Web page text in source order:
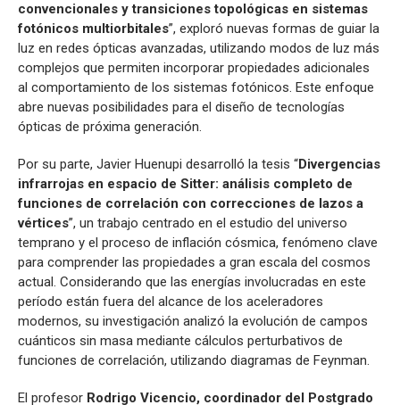
convencionales y transiciones topológicas en sistemas
fotónicos multiorbitales”, exploró nuevas formas de guiar la
luz en redes ópticas avanzadas, utilizando modos de luz más
complejos que permiten incorporar propiedades adicionales
al comportamiento de los sistemas fotónicos. Este enfoque
abre nuevas posibilidades para el diseño de tecnologías
ópticas de próxima generación.
Por su parte, Javier Huenupi desarrolló la tesis “Divergencias
infrarrojas en espacio de Sitter: análisis completo de
funciones de correlación con correcciones de lazos a
vértices”, un trabajo centrado en el estudio del universo
temprano y el proceso de inflación cósmica, fenómeno clave
para comprender las propiedades a gran escala del cosmos
actual. Considerando que las energías involucradas en este
período están fuera del alcance de los aceleradores
modernos, su investigación analizó la evolución de campos
cuánticos sin masa mediante cálculos perturbativos de
funciones de correlación, utilizando diagramas de Feynman.
El profesor Rodrigo Vicencio, coordinador del Postgrado